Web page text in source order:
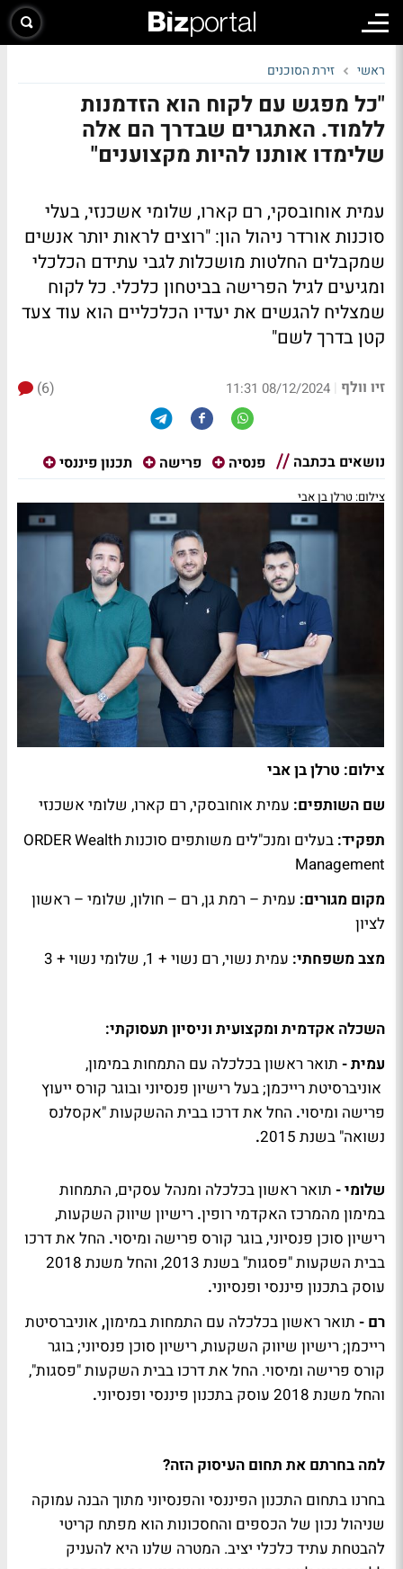
ראשי זירת הסוכנים
"כל מפגש עם לקוח הוא הזדמנות
ללמוד. האתגרים שבדרך הם אלה
שלימדו אותנו להיות מקצוענים"
עמית אוחובסקי, רם קארו, שלומי אשכנזי, בעלי
סוכנות אורדר ניהול הון: "רוצים לראות יותר אנשים
שמקבלים החלטות מושכלות לגבי עתידם הכלכלי
ומגיעים לגיל הפרישה בביטחון כלכלי. כל לקוח
שמצליח להגשים את יעדיו הכלכליים הוא עוד צעד
קטן בדרך לשם"
זיו וולף |
08/12/2024 11:31
(6)
נושאים בכתבה פנסיה פרישה תכנון פיננסי
צילום: טרלן בן אבי
צילום: טרלן בן אבי
שם השותפים: עמית אוחובסקי, רם קארו, שלומי אשכנזי
תפקיד:
בעלים ומנכ"לים משותפים סוכנות ORDER Wealth
Management
מקום מגורים: עמית – רמת גן, רם – חולון, שלומי – ראשון
לציון
מצב משפחתי: עמית נשוי, רם נשוי + 1, שלומי נשוי + 3
השכלה אקדמית ומקצועית וניסיון תעסוקתי:
עמית- תואר ראשון בכלכלה עם התמחות במימון,
אוניברסיטת רייכמן; בעל רישיון פנסיוני ובוגר קורס ייעוץ
פרישה ומיסוי. החל את דרכו בבית ההשקעות "אקסלנס
נשואה" בשנת 2015
.
שלומי - תואר ראשון בכלכלה ומנהל עסקים, התמחות
במימון מהמרכז האקדמי רופין. רישיון שיווק השקעות,
רישיון סוכן פנסיוני, בוגר קורס פרישה ומיסוי. החל את דרכו
בבית השקעות "פסגות" בשנת 2013, והחל משנת 2018
עוסק בתכנון פיננסי ופנסיוני.
רם - תואר ראשון בכלכלה עם התמחות במימון, אוניברסיטת
רייכמן; רישיון שיווק השקעות, רישיון סוכן פנסיוני; בוגר
קורס פרישה ומיסוי. החל את דרכו בבית השקעות "פסגות",
והחל משנת 2018 עוסק בתכנון פיננסי ופנסיוני
.
למה בחרתם את תחום העיסוק הזה?
בחרנו בתחום התכנון הפיננסי והפנסיוני מתוך הבנה עמוקה
שניהול נכון של הכספים והחסכונות הוא מפתח קריטי
להבטחת עתיד כלכלי יציב. המטרה שלנו היא להעניק